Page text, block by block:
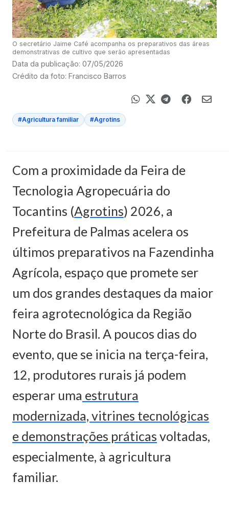
O secretário Jaime Café acompanha os preparativos das áreas
demonstrativas de cultivo que serão apresentadas
Data da publicação: 07/05/2026
Crédito da foto: Francisco Barros
#Agricultura familiar #Agrotins
Com a proximidade da Feira de
Tecnologia Agropecuária do
Tocantins (Agrotins) 2026, a
Prefeitura de Palmas acelera os
últimos preparativos na Fazendinha
Agrícola, espaço que promete ser
um dos grandes destaques da maior
feira agrotecnológica da Região
Norte do Brasil. A poucos dias do
evento, que se inicia na terça-feira,
12, produtores rurais já podem
esperar uma estrutura
modernizada, vitrines tecnológicas
e demonstrações práticas voltadas,
especialmente, à agricultura
familiar.